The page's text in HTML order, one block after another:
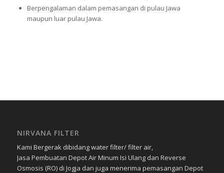
Berpengalaman dalam pemasangan di pulau Jawa
maupun luar pulau Jawa.
NIRVANA FILTER
Kami Bergerak dibidang water filter/ filter air,
Jasa Pembuatan Depot Air Minum Isi Ulang dan Reverse
Osmosis (RO) di Jogja dan juga menerima pemasangan Depot